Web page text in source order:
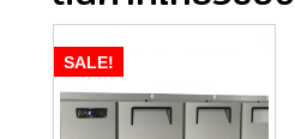
SALE!